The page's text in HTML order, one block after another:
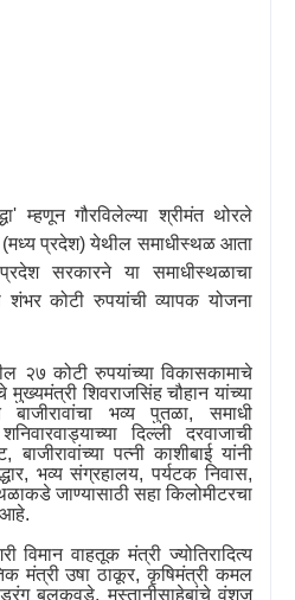
'म्हणून गौरविलेल्या श्रीमंत थोरले
(मध्य प्रदेश) येथील समाधीस्थळ आता
सरकारने या समाधीस्थळाचा
शंभर कोटी रुपयांची व्यापक योजना
२७ कोटी रुपयांच्या विकासकामाचे
शिवराजसिंह चौहान यांच्या
भव्य पुतळा,समाधी
दिल्ली दरवाजाची
,बाजीरावांच्या पत्नी काशीबाई यांनी
, भव्य संग्रहालय,पर्यटक निवास,
जाण्यासाठी सहा किलोमीटरचा
आहे.
विमान वाहतूक मंत्री ज्योतिरादित्य
मंत्री उषा ठाकूर,कृषिमंत्री कमल
बलकवडे,मस्तानीसाहेबांचे वंशज